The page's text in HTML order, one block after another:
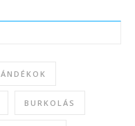
BURKOLÁS